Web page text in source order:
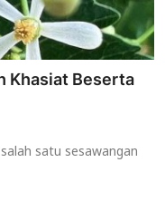
Khasiat Beserta
satu sesawangan